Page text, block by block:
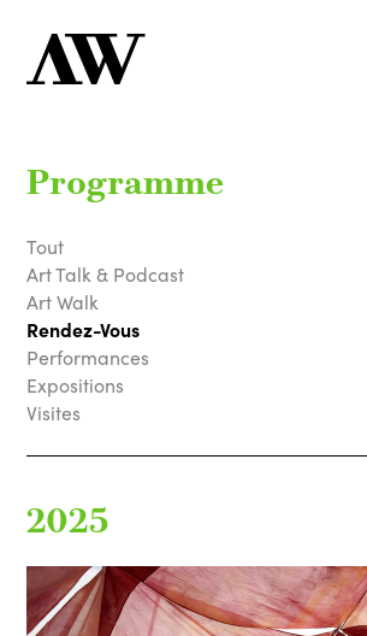
Programme
Tout
Art Talk & Podcast
Art Walk
Rendez-Vous
Performances
Expositions
Visites
2025